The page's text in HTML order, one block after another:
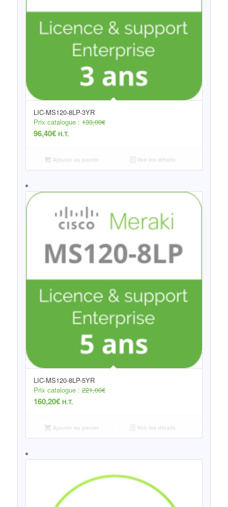
LIC-MS120-8LP-3YR
Prix catalogue :133,00€
96,40€ H.T.
Ajouter au panier Voir les détails
LIC-MS120-8LP-5YR
Prix catalogue :221,00€
160,20€ H.T.
Ajouter au panier Voir les détails